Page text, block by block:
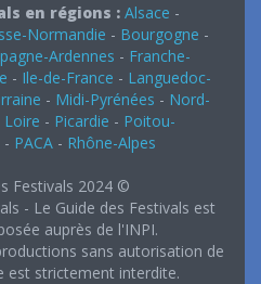
en régions : Alsace -
Normandie - Bourgogne -
Ardennes - Franche-
- Ile-de-France - Languedoc-
- Midi-Pyrénées - Nord-
Loire - Picardie - Poitou-
- PACA - Rhône-Alpes
Festivals 2024 ©
- Le Guide des Festivals est
auprès de l'INPI.
sans autorisation de
est strictement interdite.